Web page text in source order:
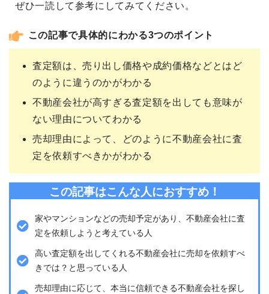
ぜひ一読して参考にしてみてください。
この記事で具体的にわかる3つのポイント
査定額は、売り出し価格や成約価格などとはど
のように違うのかがわかる
不動産会社が高すぎる査定額を出しても意味が
ない理由についてわかる
売却理由によって、どのように不動産会社に査
定を依頼すべきかがわかる
この記事はこんな人におすすめ！
家やマンションなどの売却予定があり、不動産会社に査
定を依頼しようと考えている人
高い査定額を出してくれる不動産会社に売却を依頼すべ
きでは？と思っている人
売却理由に応じて、本当に信頼できる不動産会社を探し